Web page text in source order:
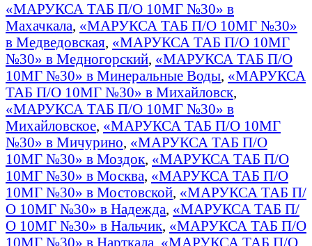
«МАРУКСА ТАБ П/О 10МГ №30» в
Махачкала, «МАРУКСА ТАБ П/О 10МГ №30»
в Медведовская, «МАРУКСА ТАБ П/О 10МГ
№30» в Медногорский, «МАРУКСА ТАБ П/О
10МГ №30» в Минеральные Воды, «МАРУКСА
ТАБ П/О 10МГ №30» в Михайловск,
«МАРУКСА ТАБ П/О 10МГ №30» в
Михайловское, «МАРУКСА ТАБ П/О 10МГ
№30» в Мичурино, «МАРУКСА ТАБ П/О
10МГ №30» в Моздок, «МАРУКСА ТАБ П/О
10МГ №30» в Москва, «МАРУКСА ТАБ П/О
10МГ №30» в Мостовской, «МАРУКСА ТАБ П/
О 10МГ №30» в Надежда, «МАРУКСА ТАБ П/
О 10МГ №30» в Нальчик, «МАРУКСА ТАБ П/О
10МГ №30» в Нарткала, «МАРУКСА ТАБ П/О